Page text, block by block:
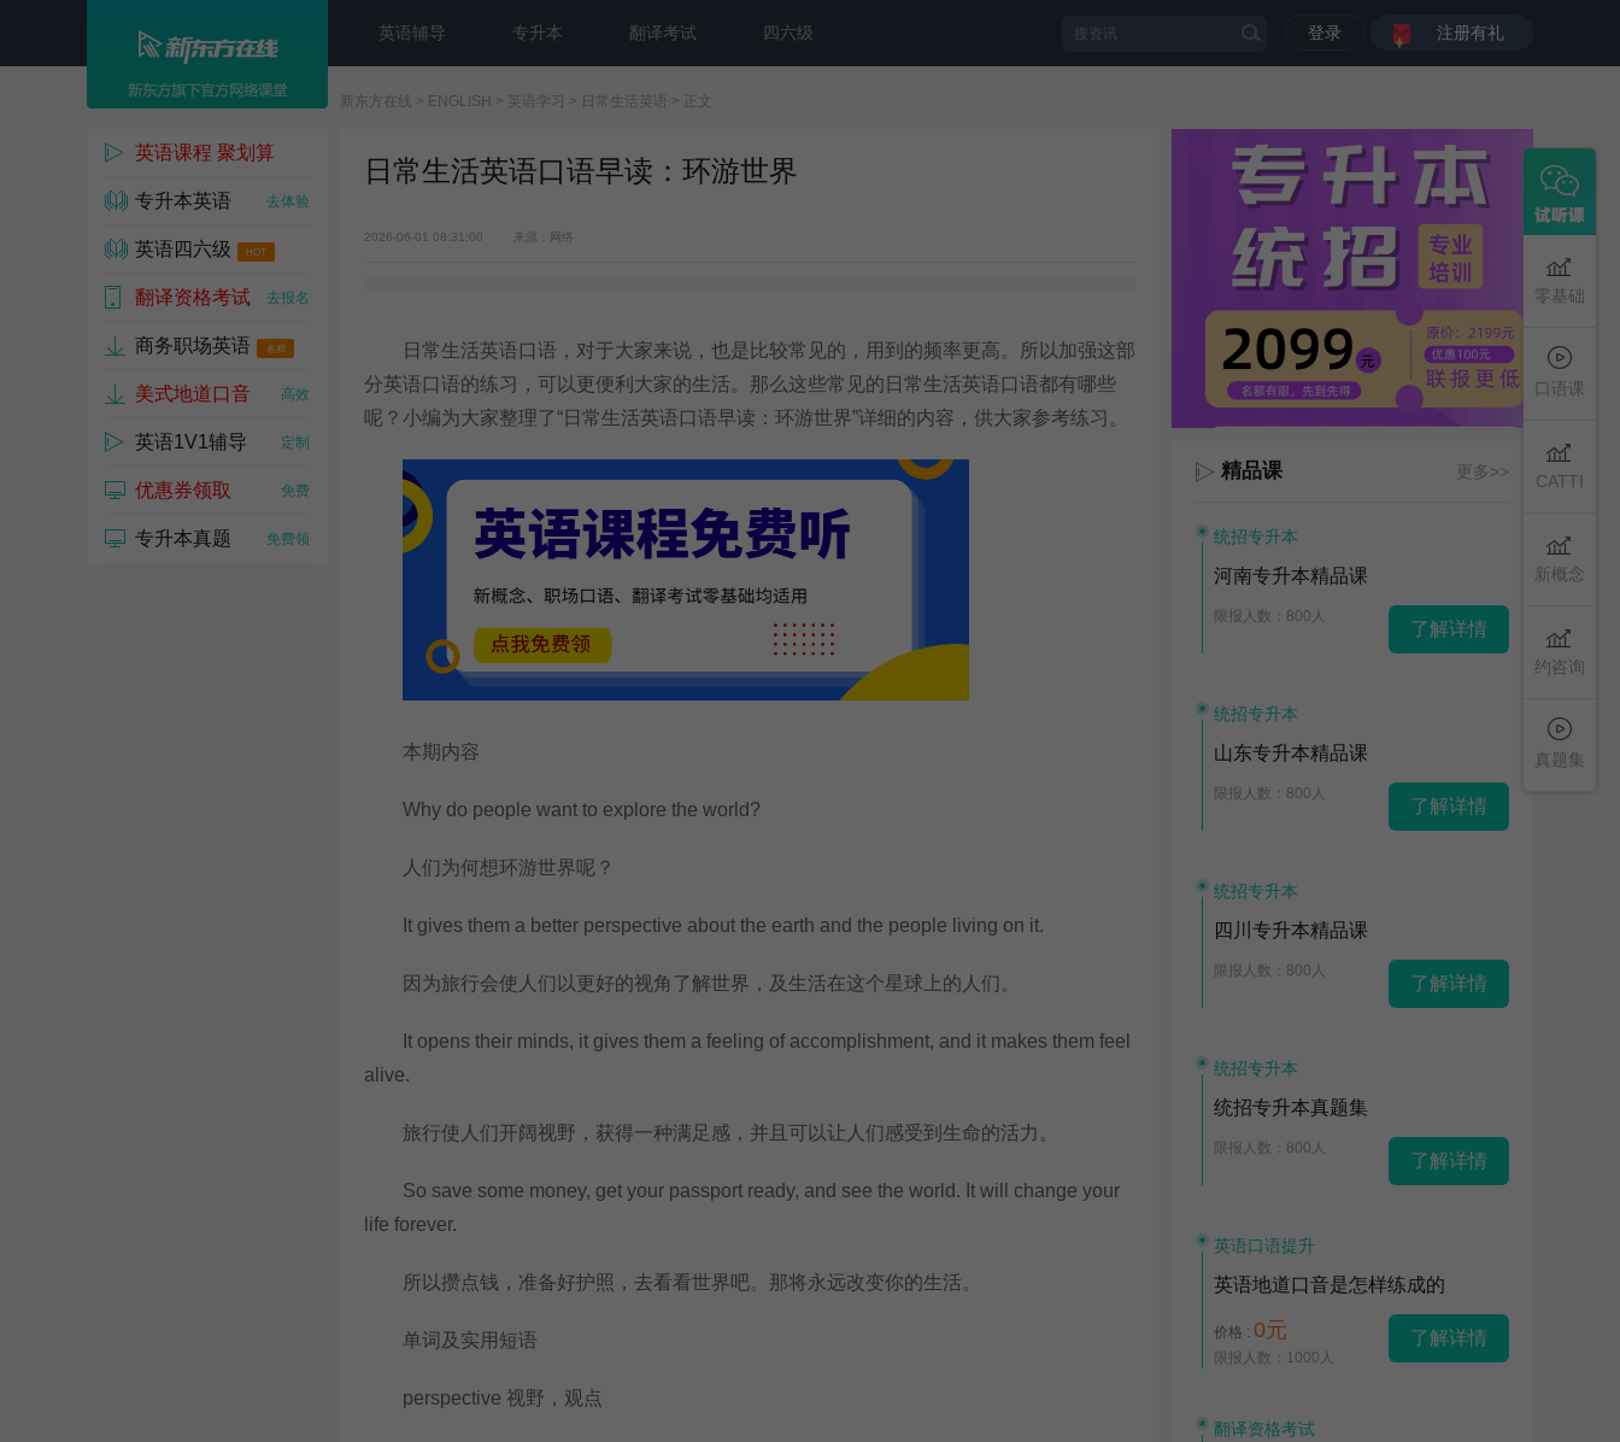
英语辅导 专升本 翻译考试 四六级 登录 注册有礼
新东方在线 > ENGLISH > 英语学习 > 日常生活英语 > 正文
英语课程 聚划算
1w人已参与
专升本英语 去体验
英语四六级 HOT
去试听
翻译资格考试 去报名
商务职场英语 名师
美式地道口音 高效
英语1V1辅导 定制
优惠券领取 免费
专升本真题 免费领
日常生活英语口语早读：环游世界
2026-06-01 08:31:00 来源：网络
日常生活英语口语，对于大家来说，也是比较常见的，用到的频率更高。所以加强这部
分英语口语的练习，可以更便利大家的生活。那么这些常见的日常生活英语口语都有哪些
呢？小编为大家整理了“日常生活英语口语早读：环游世界”详细的内容，供大家参考练习。
本期内容
Why do people want to explore the world?
人们为何想环游世界呢？
It gives them a better perspective about the earth and the people living on it.
因为旅行会使人们以更好的视角了解世界，及生活在这个星球上的人们。
It opens their minds, it gives them a feeling of accomplishment, and it makes them feel
alive.
旅行使人们开阔视野，获得一种满足感，并且可以让人们感受到生命的活力。
So save some money, get your passport ready, and see the world. It will change your
life forever.
所以攒点钱，准备好护照，去看看世界吧。那将永远改变你的生活。
单词及实用短语
perspective 视野，观点
零基础
口语课
CATTI
新概念
约咨询
真题集
精品课 更多>>
统招专升本
河南专升本精品课
限报人数：800人
了解详情
统招专升本
山东专升本精品课
限报人数：800人
了解详情
统招专升本
四川专升本精品课
限报人数：800人
了解详情
统招专升本
统招专升本真题集
限报人数：800人
了解详情
英语口语提升
英语地道口音是怎样练成的
价格 : 0元
限报人数：1000人
了解详情
翻译资格考试